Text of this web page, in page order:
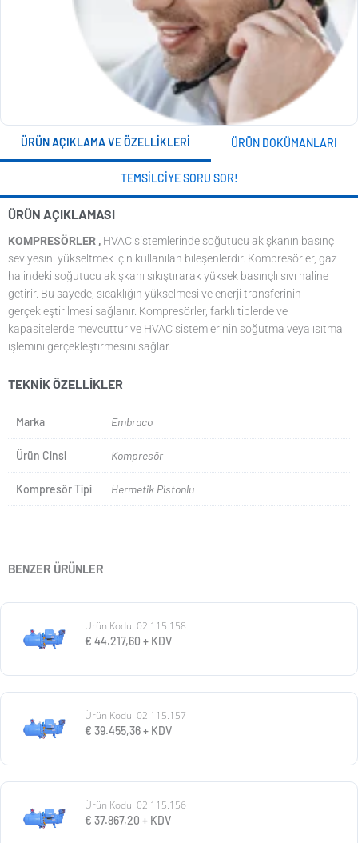
ÜRÜN AÇIKLAMA VE ÖZELLIKLERI ÜRÜN DOKÜMANLARI
TEMSILCIYE SORU SOR!
ÜRÜN AÇIKLAMASI
KOMPRESÖRLER , HVAC sistemlerinde soğutucu akışkanın basınç
seviyesini yükseltmek için kullanılan bileşenlerdir. Kompresörler, gaz
halindeki soğutucu akışkanı sıkıştırarak yüksek basınçlı sıvı haline
getirir. Bu sayede, sıcaklığın yükselmesi ve enerji transferinin
gerçekleştirilmesi sağlanır. Kompresörler, farklı tiplerde ve
kapasitelerde mevcuttur ve HVAC sistemlerinin soğutma veya ısıtma
işlemini gerçekleştirmesini sağlar.
TEKNIK ÖZELLIKLER
Marka Embraco
Ürün Cinsi Kompresör
Kompresör Tipi Hermetik Pistonlu
BENZER ÜRÜNLER
Ürün Kodu: 02.115.158
€ 44.217,60 + KDV
Ürün Kodu: 02.115.157
€ 39.455,36+ KDV
Ürün Kodu: 02.115.156
€ 37.867,20 + KDV